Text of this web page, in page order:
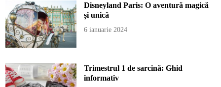
Disneyland Paris: O aventură magică
și unică
6 ianuarie 2024
Trimestrul 1 de sarcină: Ghid
informativ